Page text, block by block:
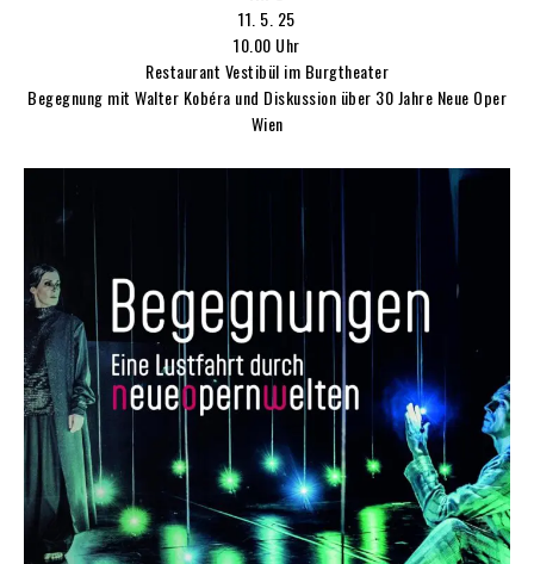
11. 5. 25
10.00 Uhr
Restaurant Vestibül im Burgtheater
Begegnung mit Walter Kobéra und Diskussion über 30 Jahre Neue Oper
Wien